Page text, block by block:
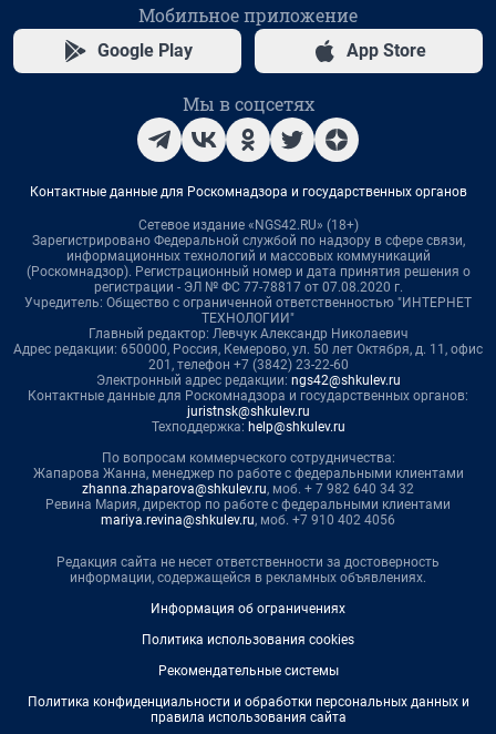
Мобильное приложение
Google Play App Store
Мы в соцсетях
Контактные данные для Роскомнадзора и государственных органов
Сетевое издание «NGS42.RU» (18+)
Зарегистрировано Федеральной службой по надзору в сфере связи,
информационных технологий и массовых коммуникаций
(Роскомнадзор). Регистрационный номер и дата принятия решения о
регистрации - ЭЛ № ФС 77-78817 от 07.08.2020 г.
Учредитель: Общество с ограниченной ответственностью "ИНТЕРНЕТ
ТЕХНОЛОГИИ"
Главный редактор: Левчук Александр Николаевич
Адрес редакции: 650000, Россия, Кемерово, ул. 50 лет Октября, д. 11, офис
201, телефон +7 (3842) 23-22-60
Электронный адрес редакции: ngs42@shkulev.ru
Контактные данные для Роскомнадзора и государственных органов:
juristnsk@shkulev.ru
Техподдержка: help@shkulev.ru
По вопросам коммерческого сотрудничества:
Жапарова Жанна, менеджер по работе с федеральными клиентами
zhanna.zhaparova@shkulev.ru, моб. + 7 982 640 34 32
Ревина Мария, директор по работе с федеральными клиентами
mariya.revina@shkulev.ru, моб. +7 910 402 4056
Редакция сайта не несет ответственности за достоверность
информации, содержащейся в рекламных объявлениях.
Информация об ограничениях
Политика использования cookies
Рекомендательные системы
Политика конфиденциальности и обработки персональных данных и
правила использования сайта